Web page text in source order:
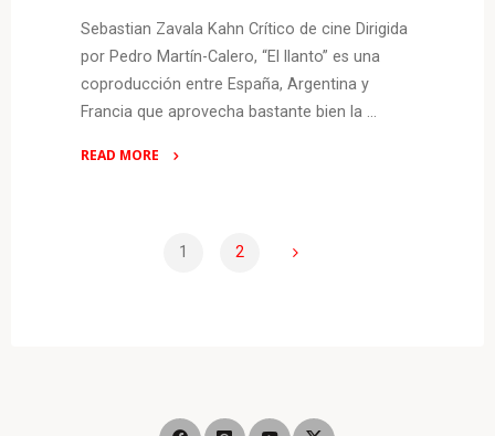
Sebastian Zavala Kahn Crítico de cine Dirigida
por Pedro Martín-Calero, “El llanto” es una
coproducción entre España, Argentina y
Francia que aprovecha bastante bien la …
READ MORE
entradas
1 2